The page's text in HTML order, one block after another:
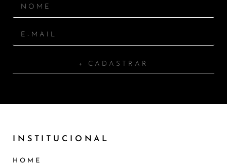
+ CADASTRAR
INSTITUCIONAL
HOME